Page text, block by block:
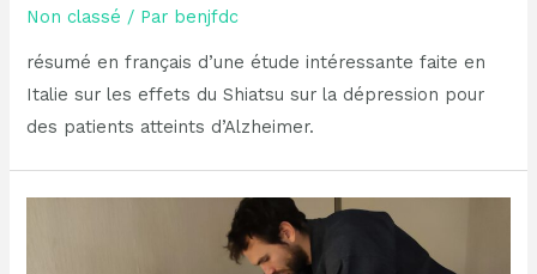
Non classé / Par benjfdc
résumé en français d’une étude intéressante faite en
Italie sur les effets du Shiatsu sur la dépression pour
des patients atteints d’Alzheimer.